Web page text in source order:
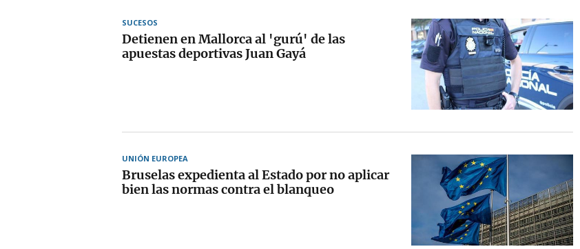
SUCESOS
Detienen en Mallorca al 'gurú' de las
apuestas deportivas Juan Gayá
UNIÓN EUROPEA
Bruselas expedienta al Estado por no aplicar
bien las normas contra el blanqueo